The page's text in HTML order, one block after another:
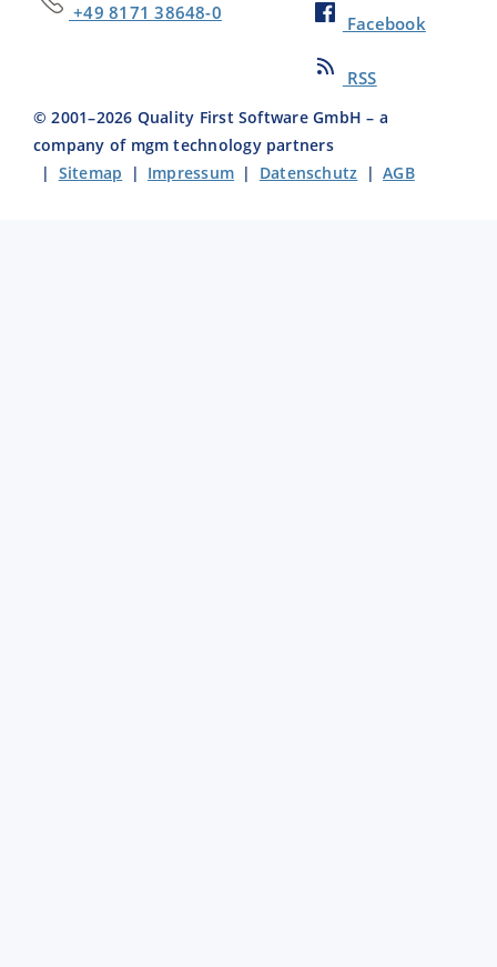
+49 8171 38648-0
Facebook
RSS
© 2001–2026 Quality First Software GmbH – a
company of mgm technology partners
| Sitemap | Impressum | Datenschutz |AGB